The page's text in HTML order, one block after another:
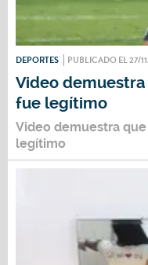
DEPORTES PUBLICADO EL 27/
Video
fue legítimo
Video demuestra
legítimo